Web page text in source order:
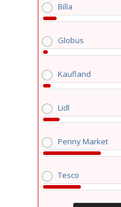
Billa
Globus
Kaufland
Lidl
Penny Market
Tesco